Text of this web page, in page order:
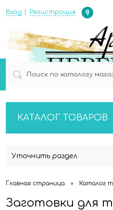
Вход Регистрация
Определение
КАТАЛОГ ТОВАРОВ
Уточнить раздел
Главная страница • Каталог
Заготовки для